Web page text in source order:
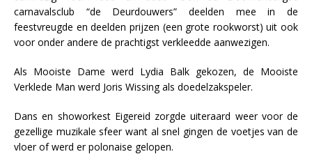
carnavalsclub “de Deurdouwers” deelden mee in de
feestvreugde en deelden prijzen (een grote rookworst) uit ook
voor onder andere de prachtigst verkleedde aanwezigen.
Als Mooiste Dame werd Lydia Balk gekozen, de Mooiste
Verklede Man werd Joris Wissing als doedelzakspeler.
Dans en showorkest Eigereid zorgde uiteraard weer voor de
gezellige muzikale sfeer want al snel gingen de voetjes van de
vloer of werd er polonaise gelopen.